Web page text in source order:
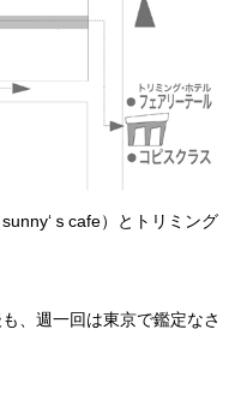
ｓcafe）とトリミング
、週一回は東京で鑑定なさ